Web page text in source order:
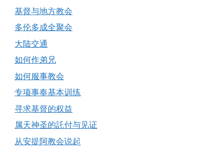
基督与地方教会
多伦多成全聚会
大陆交通
如何作弟兄
如何服事教会
专项事奉基本训练
寻求基督的权益
属天神圣的託付与见证
从安提阿教会说起